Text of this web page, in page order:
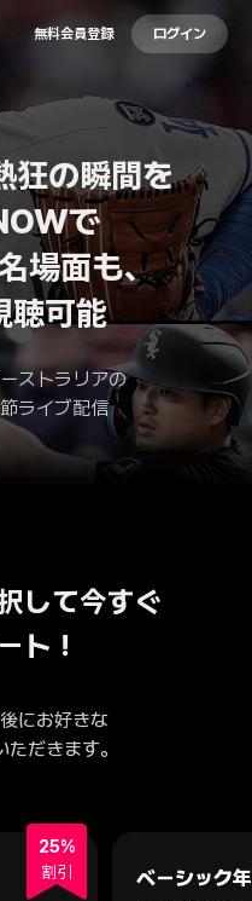
無料会員登録 ログイン
狂の瞬間を
で
場面も、
聴可能
ストラリアの
ライブ配信
して今すぐ
ト！
にお好きな
だきます。
25%
割引
ベーシック